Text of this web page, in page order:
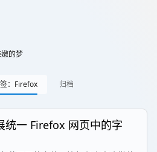
的梦
：Firefox 归档
统一 Firefox 网页中的字